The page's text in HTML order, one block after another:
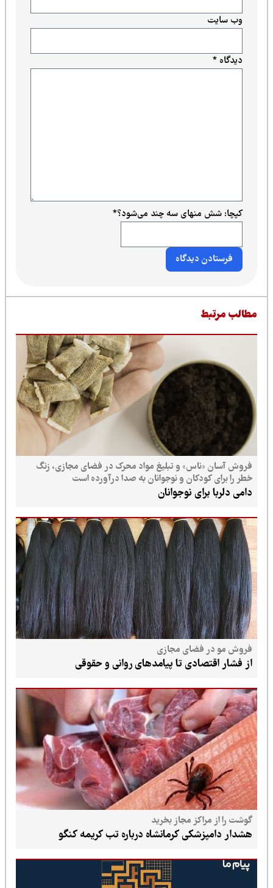
دیدگاه*
وب‌ سایت
کپچا: شش منهای سه چند می‌شود؟*
مرتبط
فروش آسان «ناس» و تبلیغ مواد محرک در فضای مجازی، زنگ
خطر را برای کودکان و نوجوانان به صدا درآورده است
دامی دلربا برای نوجوانان
فروش مو در فضای مجازی
از فشار اقتصادی تا پیامدهای روانی و حقوقی
گوشت را از مراکز مجاز بخرید
هشدار دامپزشکی کرمانشاه درباره تب کریمه کنگو